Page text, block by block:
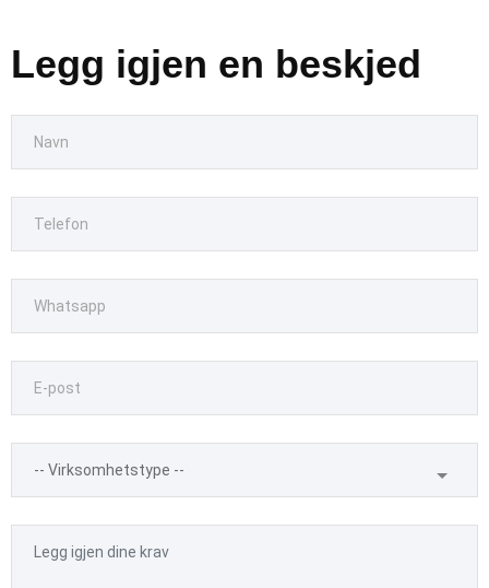
Legg igjen en beskjed